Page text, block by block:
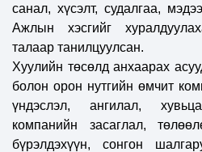
санал, хүсэлт, судалгаа,
Ажлын хэсгийг
талаар танилцуулсан.
Хуулийн төсөлд анхаарах
болон орон нутгийн өмчит
үндэслэл, ангилал,
компанийн засаглал,
бүрэлдэхүүн, сонгон